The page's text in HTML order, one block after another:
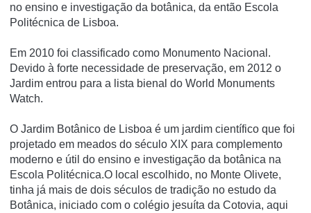
no ensino e investigação da botânica, da então Escola
Politécnica de Lisboa.
Em 2010 foi classificado como Monumento Nacional.
Devido à forte necessidade de preservação, em 2012 o
Jardim entrou para a lista bienal do World Monuments
Watch.
O Jardim Botânico de Lisboa é um jardim científico que foi
projetado em meados do século XIX para complemento
moderno e útil do ensino e investigação da botânica na
Escola Politécnica.O local escolhido, no Monte Olivete,
tinha já mais de dois séculos de tradição no estudo da
Botânica, iniciado com o colégio jesuíta da Cotovia, aqui